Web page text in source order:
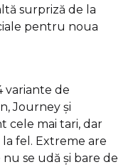
surpriză de la
pentru noua
variante de
Journey și
cele mai tari, dar
fel. Extreme are
se udă și bare de